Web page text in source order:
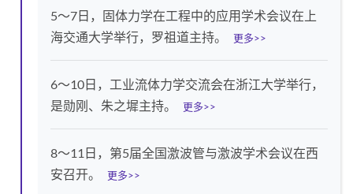
5～7日，固体力学在工程中的应用学术会议在上
海交通大学举行，罗祖道主持。
更多>>
6～10日，工业流体力学交流会在浙江大学举行，
是勋刚、朱之墀主持。
更多>>
8～11日，第5届全国激波管与激波学术会议在西
安召开。
更多>>